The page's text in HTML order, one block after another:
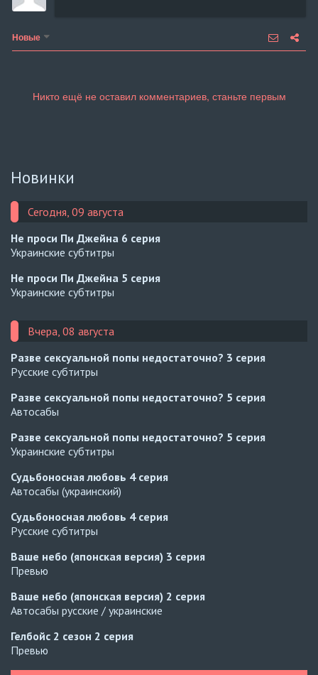
Новые
Новинки
Сегодня, 09 августа
Не проси Пи Джейна 6 серия
Украинские субтитры
Не проси Пи Джейна 5 серия
Украинские субтитры
Вчера, 08 августа
Разве сексуальной попы недостаточно? 3 серия
Русские субтитры
Разве сексуальной попы недостаточно? 5 серия
Автосабы
Разве сексуальной попы недостаточно? 5 серия
Украинские субтитры
Судьбоносная любовь 4 серия
Автосабы (украинский)
Судьбоносная любовь 4 серия
Русские субтитры
Ваше небо (японская версия) 3 серия
Превью
Ваше небо (японская версия) 2 серия
Автосабы русские / украинские
Гелбойс 2 сезон 2 серия
Превью